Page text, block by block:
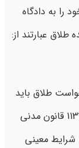
را به دادگاه
طلاق عبارتند از:
طلاق باید
تشریفات خاصی را طی کند بطوریکه در ماده 1133 قانون مدنی
شرایط معینی